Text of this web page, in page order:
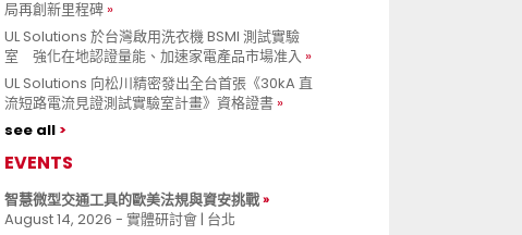
局再創新里程碑
UL Solutions 於台灣啟用洗衣機 BSMI 測試實驗
室 強化在地認證量能、加速家電產品市場准入
UL Solutions 向松川精密發出全台首張《30kA 直
流短路電流見證測試實驗室計畫》資格證書
see all
EVENTS
智慧微型交通工具的歐美法規與資安挑戰
August 14, 2026 - 實體研討會 | 台北